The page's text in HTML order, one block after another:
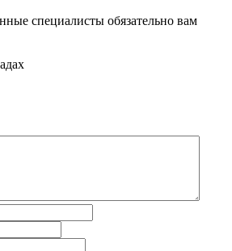
специалисты обязательно вам